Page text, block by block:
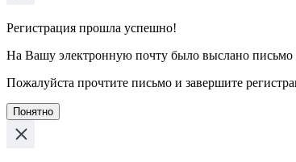
Регистрация прошла успешно!
На Вашу электронную почту было выслано письмо
Пожалуйста прочтите письмо и завершите
Понятно